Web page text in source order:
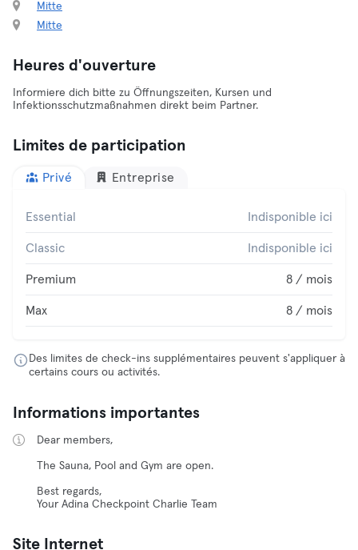
Mitte
Mitte
Heures d'ouverture
Informiere dich bitte zu Öffnungszeiten, Kursen und
Infektionsschutzmaßnahmen direkt beim Partner.
Limites de participation
Privé Entreprise
Essential Indisponible ici
Classic Indisponible ici
Premium 8 / mois
Max 8 / mois
Des limites de check-ins supplémentaires peuvent s'appliquer à
certains cours ou activités.
Informations importantes
Dear members,
The Sauna, Pool and Gym are open.
Best regards,
Your Adina Checkpoint Charlie Team
Site Internet